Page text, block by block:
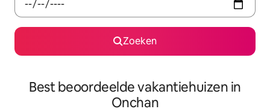
Zoeken
Best beoordeelde vakantiehuizen in
Onchan